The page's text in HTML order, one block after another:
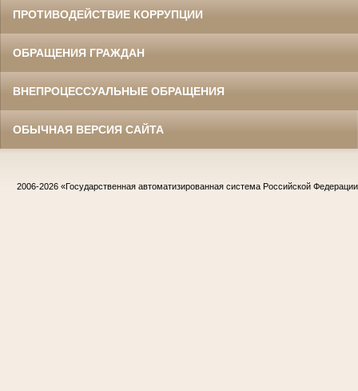
ПРОТИВОДЕЙСТВИЕ КОРРУПЦИИ
ОБРАЩЕНИЯ ГРАЖДАН
ВНЕПРОЦЕССУАЛЬНЫЕ ОБРАЩЕНИЯ
ОБЫЧНАЯ ВЕРСИЯ САЙТА
2006-2026 «Государственная автоматизированная система Российской